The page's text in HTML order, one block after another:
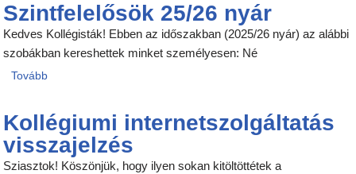
Szintfelelősök 25/26 nyár
Kedves Kollégisták! Ebben az időszakban (2025/26 nyár) az alábbi
szobákban kereshettek minket személyesen: Né
Tovább
Kollégiumi internetszolgáltatás
visszajelzés
Sziasztok! Köszönjük, hogy ilyen sokan kitöltöttétek a